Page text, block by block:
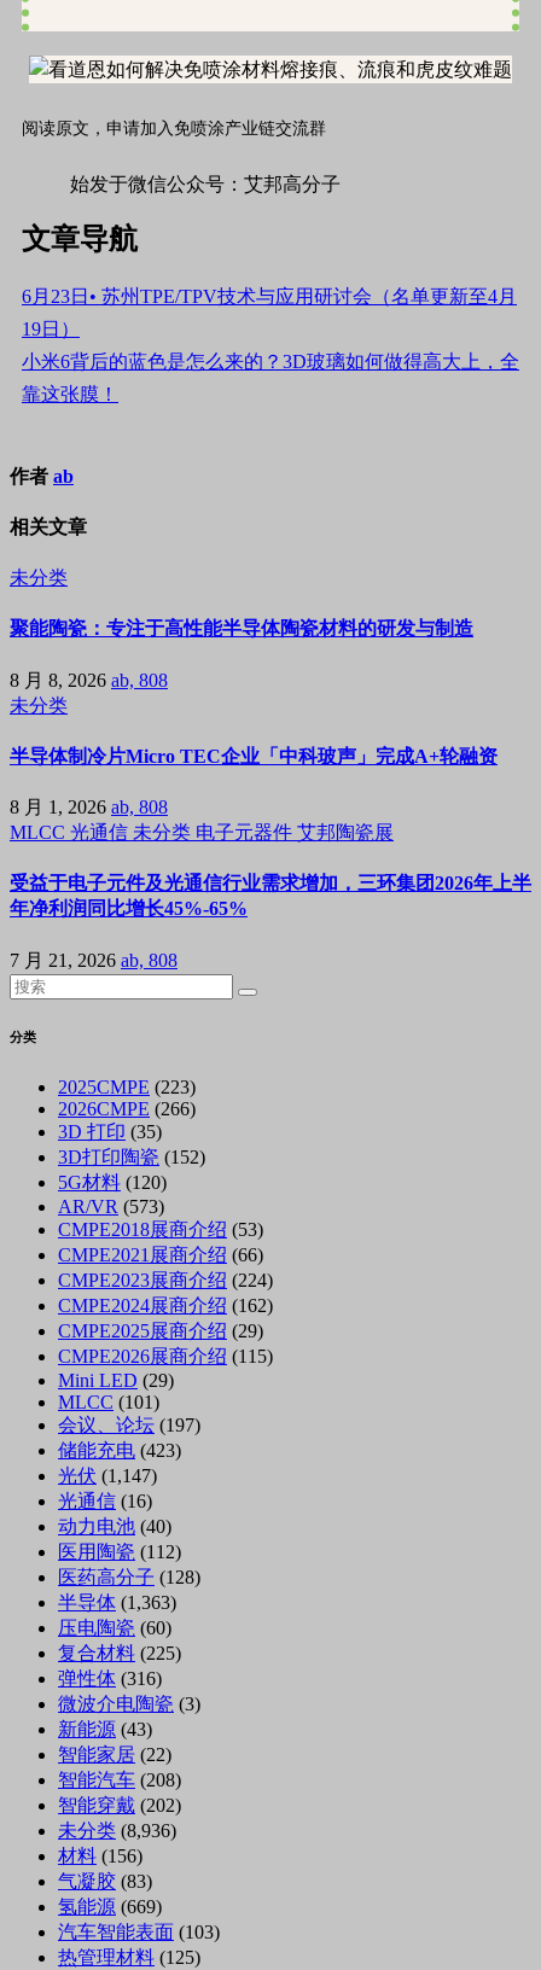
阅读原文，申请加入免喷涂产业链交流群
始发于微信公众号：艾邦高分子
文章导航
6月23日• 苏州TPE/TPV技术与应用研讨会（名单更新至4月
19日）
小米6背后的蓝色是怎么来的？3D玻璃如何做得高大上，全
靠这张膜！
作者 ab
相关文章
未分类
聚能陶瓷：专注于高性能半导体陶瓷材料的研发与制造
8 月 8, 2026 ab, 808
未分类
半导体制冷片Micro TEC企业「中科玻声」完成A+轮融资
8 月 1, 2026 ab, 808
MLCC 光通信 未分类 电子元器件 艾邦陶瓷展
受益于电子元件及光通信行业需求增加，三环集团2026年上半
年净利润同比增长45%-65%
7 月 21, 2026 ab, 808
分类
2025CMPE (223)
2026CMPE (266)
3D 打印 (35)
3D打印陶瓷 (152)
5G材料 (120)
AR/VR (573)
CMPE2018展商介绍 (53)
CMPE2021展商介绍 (66)
CMPE2023展商介绍 (224)
CMPE2024展商介绍 (162)
CMPE2025展商介绍 (29)
CMPE2026展商介绍 (115)
Mini LED (29)
MLCC (101)
会议、论坛 (197)
储能充电 (423)
光伏 (1,147)
光通信 (16)
动力电池 (40)
医用陶瓷 (112)
医药高分子 (128)
半导体 (1,363)
压电陶瓷 (60)
复合材料 (225)
弹性体 (316)
微波介电陶瓷 (3)
新能源 (43)
智能家居 (22)
智能汽车 (208)
智能穿戴 (202)
未分类 (8,936)
材料 (156)
气凝胶 (83)
氢能源 (669)
汽车智能表面 (103)
热管理材料 (125)